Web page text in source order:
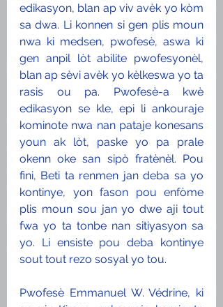
edikasyon, blan ap viv avèk yo kòm
sa dwa. Li konnen si gen plis moun
nwa ki medsen, pwofesè, aswa ki
gen anpil lòt abilite pwofesyonèl,
blan ap sèvi avèk yo kèlkeswa yo ta
rasis ou pa. Pwofesè-a kwè
edikasyon se kle, epi li ankouraje
kominote nwa nan pataje konesans
youn ak lòt, paske yo pa prale
okenn oke san sipò fratènèl. Pou
fini, Beti ta renmen jan deba sa yo
kontinye, yon fason pou enfòme
plis moun sou jan yo dwe aji tout
fwa yo ta tonbe nan sitiyasyon sa
yo. Li ensiste pou deba kontinye
sout tout rezo sosyal yo tou.
Pwofesè Emmanuel W. Védrine, ki